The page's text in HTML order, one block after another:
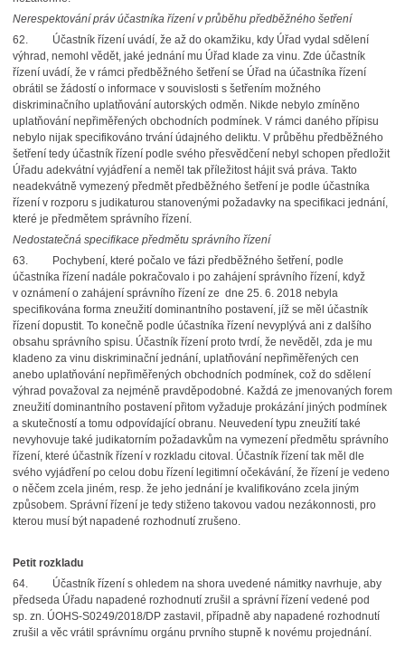
Nerespektování práv účastníka řízení v průběhu předběžného šetření
62.
Účastník řízení uvádí, že až do okamžiku, kdy Úřad vydal sdělení
výhrad, nemohl vědět, jaké jednání mu Úřad klade za vinu. Zde účastník
řízení uvádí, že v rámci předběžného šetření se Úřad na účastníka řízení
obrátil se žádostí o informace v souvislosti s šetřením možného
diskriminačního uplatňování autorských odměn. Nikde nebylo zmíněno
uplatňování nepřiměřených obchodních podmínek. V rámci daného přípisu
nebylo nijak specifikováno trvání údajného deliktu. V průběhu předběžného
šetření tedy účastník řízení podle svého přesvědčení nebyl schopen předložit
Úřadu adekvátní vyjádření a neměl tak příležitost hájit svá práva. Takto
neadekvátně vymezený předmět předběžného šetření je podle účastníka
řízení v rozporu s judikaturou stanovenými požadavky na specifikaci jednání,
které je předmětem správního řízení.
Nedostatečná specifikace předmětu správního řízení
63.
Pochybení, které počalo ve fázi předběžného šetření, podle
účastníka řízení nadále pokračovalo i po zahájení správního řízení, když
v oznámení o zahájení správního řízení ze dne 25. 6. 2018 nebyla
specifikována forma zneužití dominantního postavení, jíž se měl účastník
řízení dopustit. To konečně podle účastníka řízení nevyplývá ani z dalšího
obsahu správního spisu. Účastník řízení proto tvrdí, že nevěděl, zda je mu
kladeno za vinu diskriminační jednání, uplatňování nepřiměřených cen
anebo uplatňování nepřiměřených obchodních podmínek, což do sdělení
výhrad považoval za nejméně pravděpodobné. Každá ze jmenovaných forem
zneužití dominantního postavení přitom vyžaduje prokázání jiných podmínek
a skutečností a tomu odpovídající obranu. Neuvedení typu zneužití také
nevyhovuje také judikatorním požadavkům na vymezení předmětu správního
řízení, které účastník řízení v rozkladu citoval. Účastník řízení tak měl dle
svého vyjádření po celou dobu řízení legitimní očekávání, že řízení je vedeno
o něčem zcela jiném, resp. že jeho jednání je kvalifikováno zcela jiným
způsobem. Správní řízení je tedy stiženo takovou vadou nezákonnosti, pro
kterou musí být napadené rozhodnutí zrušeno.
Petit rozkladu
64.
Účastník řízení s ohledem na shora uvedené námitky navrhuje, aby
předseda Úřadu napadené rozhodnutí zrušil a správní řízení vedené pod
sp. zn. ÚOHS-S0249/2018/DP zastavil, případně aby napadené rozhodnutí
zrušil a věc vrátil správnímu orgánu prvního stupně k novému projednání.